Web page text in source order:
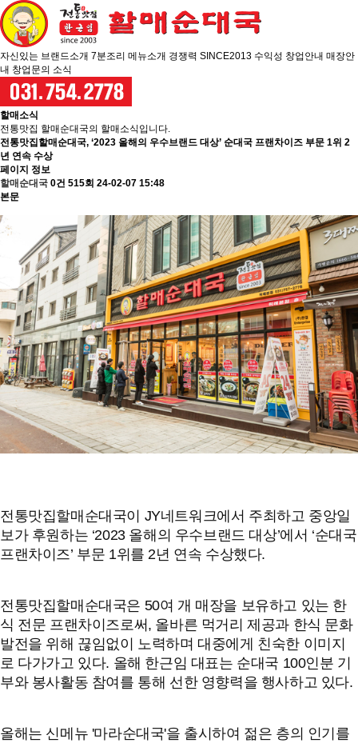
자신있는 브랜드소개 7분조리 메뉴소개 경쟁력 SINCE2013 수익성 창업안내 매장안
내 창업문의 소식
할매소식
전통맛집 할매순대국의 할매소식입니다.
전통맛집할매순대국, ‘2023 올해의 우수브랜드 대상’ 순대국 프랜차이즈 부문 1위 2
년 연속 수상
페이지 정보
할매순대국 0건 515회 24-02-07 15:48
본문
전통맛집할매순대국이 JY네트워크에서 주최하고 중앙일
보가 후원하는 ‘2023 올해의 우수브랜드 대상’에서 ‘순대국
프랜차이즈’ 부문 1위를 2년 연속 수상했다.
전통맛집할매순대국은 50여 개 매장을 보유하고 있는 한
식 전문 프랜차이즈로써, 올바른 먹거리 제공과 한식 문화
발전을 위해 끊임없이 노력하며 대중에게 친숙한 이미지
로 다가가고 있다. 올해 한근임 대표는 순대국 100인분 기
부와 봉사활동 참여를 통해 선한 영향력을 행사하고 있다.
올해는 신메뉴 '마라순대국'을 출시하여 젊은 층의 인기를